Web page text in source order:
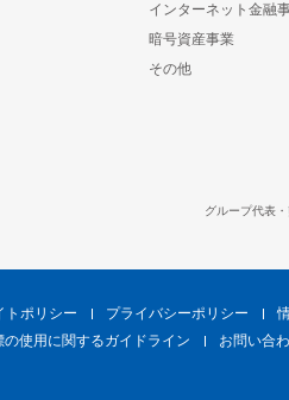
インターネット金融
暗号資産事業
その他
グループ代表
トポリシー プライバシーポリシー
の使用に関するガイドライン
お問い合